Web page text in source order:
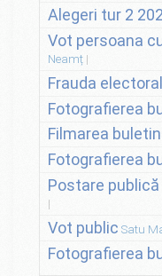
Alegeri tur 2
Vot persoana
Neamț
Frauda
Fotografierea
Filmarea
Fotografierea
Postare
Vot public Satu
Fotografierea